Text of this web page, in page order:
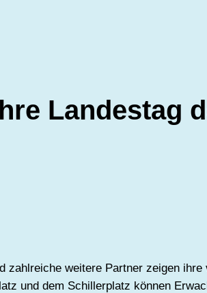
Landestag
zahlreiche weitere Partner zeigen ihre
und dem Schillerplatz können